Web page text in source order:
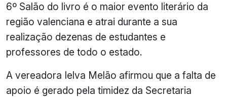
6º Salão do livro é o maior evento literário da
região valenciana e atrai durante a sua
realização dezenas de estudantes e
professores de todo o estado.
A vereadora Ielva Melão afirmou que a falta de
apoio é gerado pela timidez da Secretaria